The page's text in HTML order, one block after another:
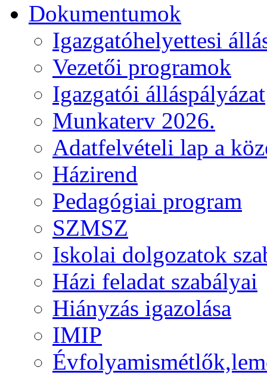
Dokumentumok
Igazgatóhelyettesi
Vezetői programok
Igazgatói álláspályázat
Munkaterv 2026.
Adatfelvételi lap a
Házirend
Pedagógiai program
SZMSZ
Iskolai dolgozatok
Házi feladat szabályai
Hiányzás igazolása
IMIP